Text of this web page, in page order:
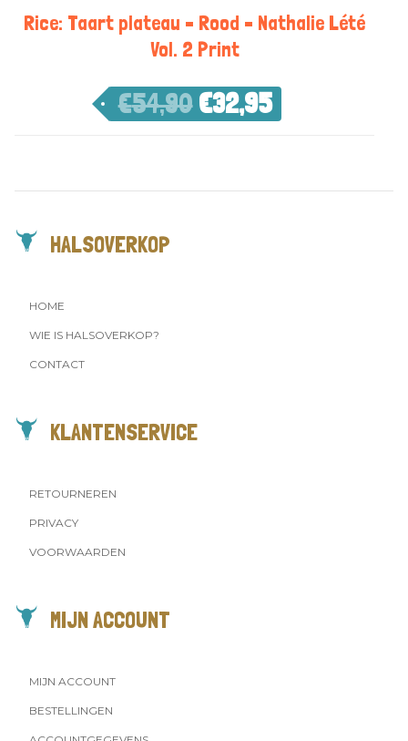
Rice: Taart plateau – Rood – Nathalie Lété
Vol. 2 Print
€54,90 €32,95
HALSOVERKOP
HOME
WIE IS HALSOVERKOP?
CONTACT
KLANTENSERVICE
RETOURNEREN
PRIVACY
VOORWAARDEN
MIJN ACCOUNT
MIJN ACCOUNT
BESTELLINGEN